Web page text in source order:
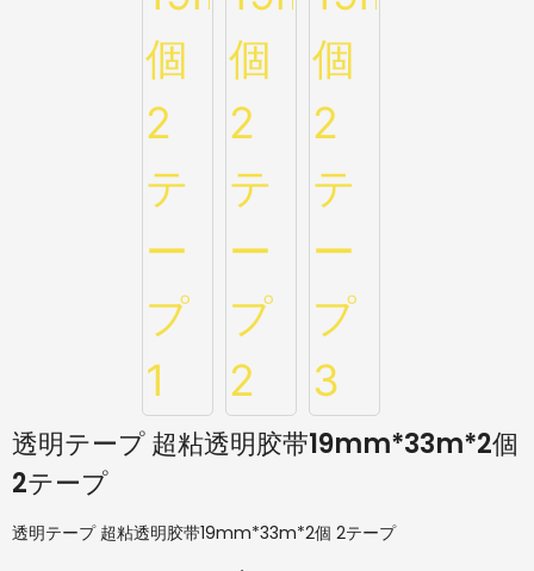
透明テープ 超粘透明胶带19mm*33m*2個
2テープ
透明テープ 超粘透明胶带19mm*33m*2個 2テープ